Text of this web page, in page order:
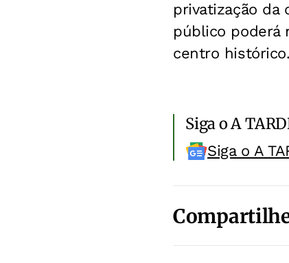
privatização da
público poderá
centro histórico.
Siga o A
Siga o A